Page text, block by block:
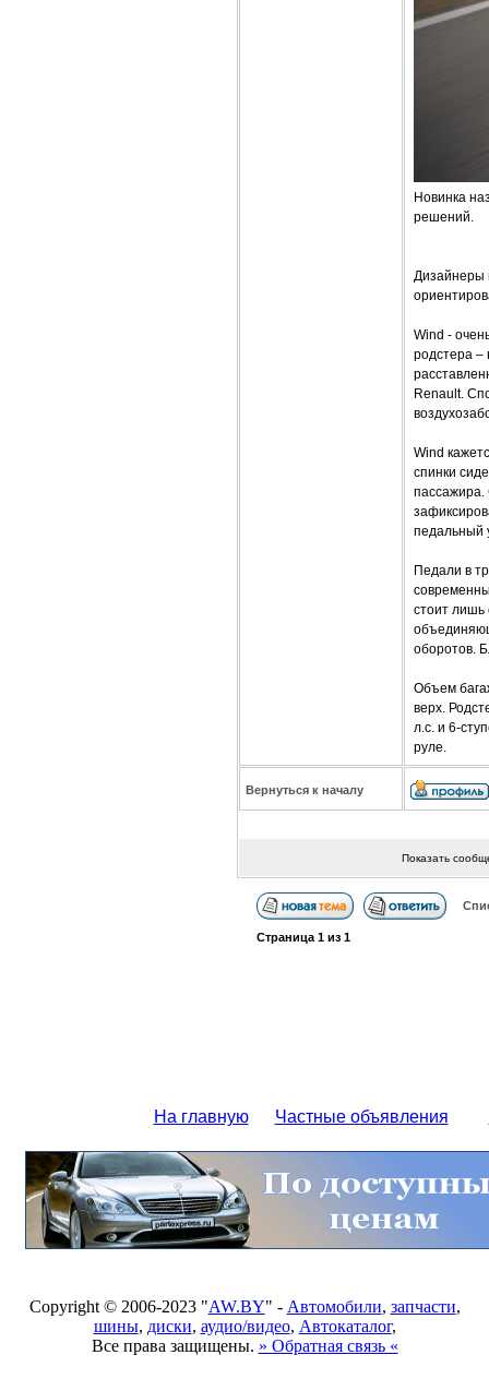
Новинка
решений.
Дизайнеры
Wind -
родстера –
Renault.
Wind
спинки
пассажира.
педальный
Педали в
стоит лишь
оборотов.
Объем
верх.
л.с. и 6-
руле.
Вернуться к началу
Показать
Страница 1из 1
На главную Частные объявления
Copyright © 2006-2023 "AW.BY" - Автомобили, запчасти,
шины, диски, аудио/видео, Автокаталог,
Все права защищены. » Обратная связь «